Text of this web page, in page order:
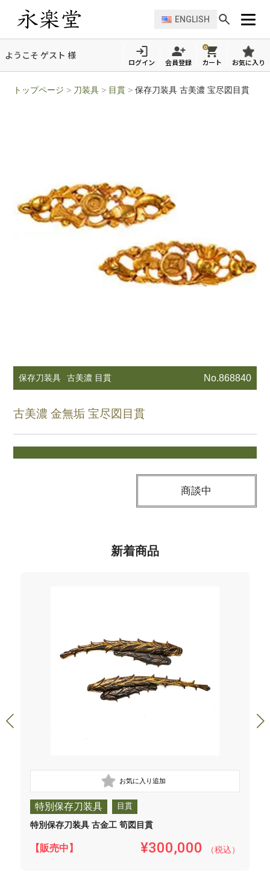
ENGLISH
ようこそ ゲスト 様
ログイン 会員登録
0
カート お気に入り
トップページ > 刀装具 > 目貫 >保存刀装具 古美濃 宝尽図目貫
保存刀装具 古美濃 目貫 No.868840
古美濃 金無垢 宝尽図目貫
商談中
新着商品
特別保存刀装具 目貫
特別保存刀装具 古金工 筍図目貫
【販売中】 ¥300,000 （税込）